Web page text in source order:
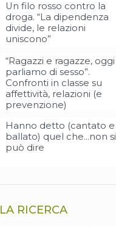
Un filo rosso contro la
droga. “La dipendenza
divide, le relazioni
uniscono”
“Ragazzi e ragazze, oggi
parliamo di sesso”.
Confronti in classe su
affettività, relazioni (e
prevenzione)
Hanno detto (cantato e
ballato) quel che…non si
può dire
LA RICERCA